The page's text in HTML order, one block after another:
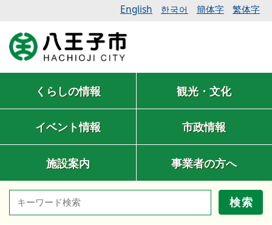
English 한국어 簡体字 繁体字
くらしの情報 観光・文化
イベント情報 市政情報
施設案内 事業者の方へ
検索